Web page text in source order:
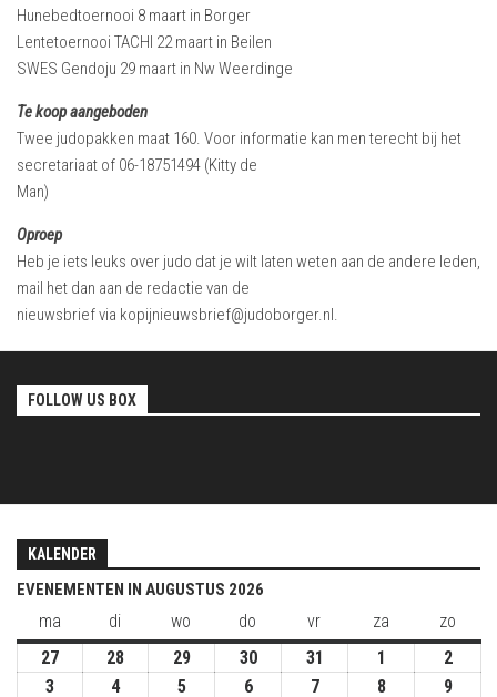
Hunebedtoernooi 8 maart in Borger
Lentetoernooi TACHI 22 maart in Beilen
SWES Gendoju 29 maart in Nw Weerdinge
Te koop aangeboden
Twee judopakken maat 160. Voor informatie kan men terecht bij het
secretariaat of 06-18751494 (Kitty de
Man)
Oproep
Heb je iets leuks over judo dat je wilt laten weten aan de andere leden,
mail het dan aan de redactie van de
nieuwsbrief via kopijnieuwsbrief@judoborger.nl.
FOLLOW US BOX
KALENDER
EVENEMENTEN IN AUGUSTUS 2026
ma maandag
di dinsdagwo woensdag
do donderdag
vr za zaterdag
zo
27
28 2929
3030
31 1
augustus
22
3 44 55 66 77 88 99